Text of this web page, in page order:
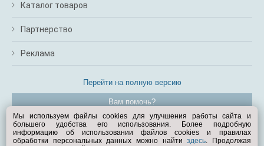
Каталог товаров
Партнерство
Реклама
Перейти на полную версию
Вам помочь?
© Exist.ru 1998—2026
Мы используем файлы cookies для улучшения работы сайта и
большего удобства его использования. Более подробную
информацию об использовании файлов cookies и правилах
обработки персональных данных можно найтиздесь. Продолжая